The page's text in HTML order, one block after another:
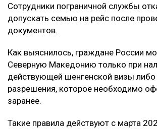
Сотрудники пограничной службы
допускать семью на рейс после
документов.
Как выяснилось, граждане России
Северную Македонию только при
действующей шенгенской визы либо
разрешения, которое необходимо
заранее.
Такие правила действуют с марта